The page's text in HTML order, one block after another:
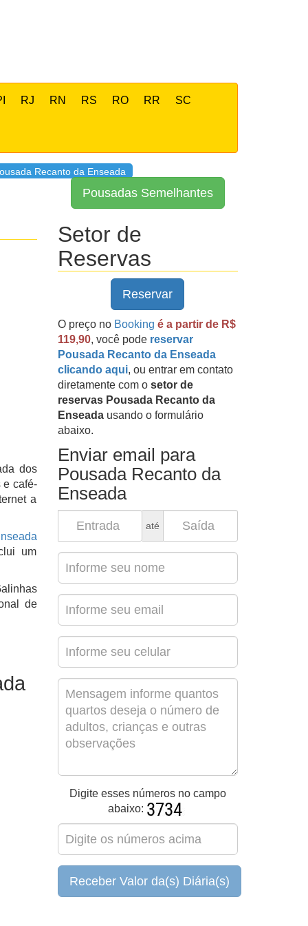
RJ RN RS RO RR SC
Recanto da Enseada
dos
e café-
a
um
de
Pousadas Semelhantes
Setor de
Reservas
Reservar
O preço no Booking é a partir de R$
119,90, você pode reservar
Pousada Recanto da Enseada
clicando aqui, ou entrar em contato
diretamente com o setor de
reservas Pousada Recanto da
Enseadausando o formulário
abaixo.
Enviar email para
Pousada Recanto da
Enseada
até
Digite esses números no campo
abaixo:
Receber Valor da(s) Diária(s)